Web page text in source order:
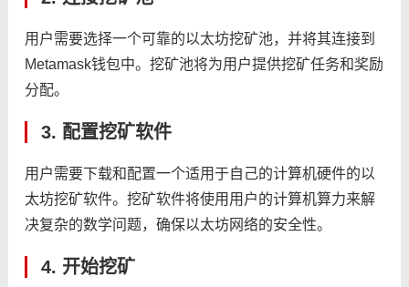
用户需要选择一个可靠的以太坊挖矿池，并将其连接到
Metamask钱包中。挖矿池将为用户提供挖矿任务和奖励
分配。
3. 配置挖矿软件
用户需要下载和配置一个适用于自己的计算机硬件的以
太坊挖矿软件。挖矿软件将使用用户的计算机算力来解
决复杂的数学问题，确保以太坊网络的安全性。
4. 开始挖矿